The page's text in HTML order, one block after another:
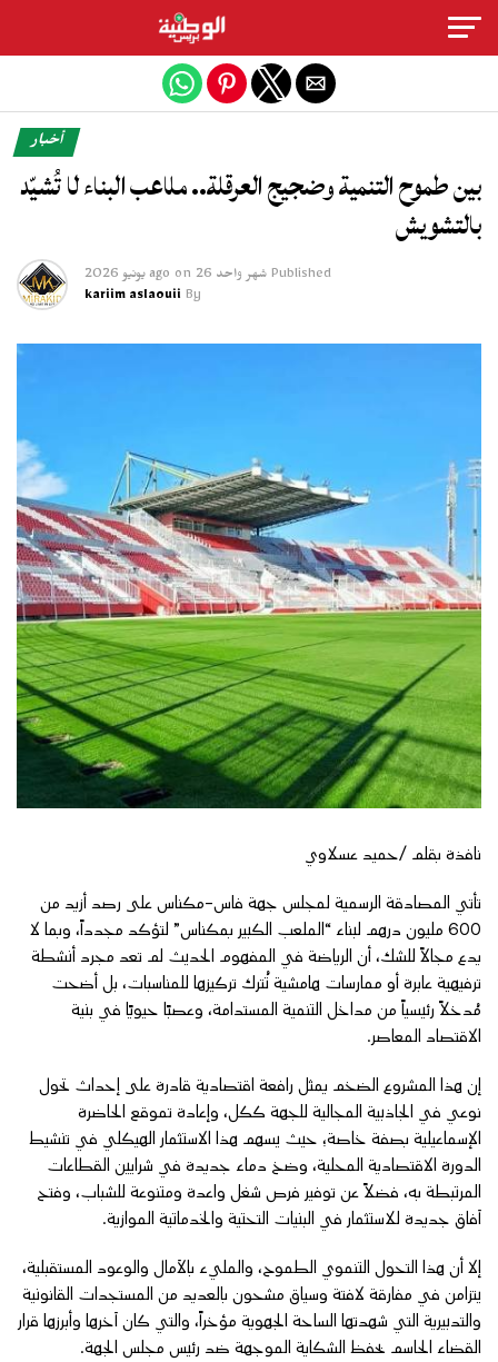
أخبار
بين طموح التنمية وضجيج العرقلة.. ملاعب البناء لا تُشيّد
بالتشويش
Published شهر واحد ago on 26 يونيو 2026
By
kariim aslaouii
نافذة بقلم /حميد عسلاوي
​تأتي المصادقة الرسمية لمجلس جهة فاس-مكناس على رصد أزيد من
600 مليون درهم لبناء “الملعب الكبير بمكناس” لتؤكد مجدداً، وبما لا
يدع مجالاً للشك، أن الرياضة في المفهوم الحديث لم تعد مجرد أنشطة
ترفيهية عابرة أو ممارسات هامشية تُترك تركيزها للمناسبات، بل أضحت
مُدخلاً رئيسياً من مداخل التنمية المستدامة، وعصبًا حيويًا في بنية
الاقتصاد المعاصر.
إن هذا المشروع الضخم يمثل رافعة اقتصادية قادرة على إحداث تحول
نوعي في الجاذبية المجالية للجهة ككل، وإعادة تموقع الحاضرة
الإسماعيلية بصفة خاصة؛ حيث يسهم هذا الاستثمار الهيكلي في تنشيط
الدورة الاقتصادية المحلية، وضخ دماء جديدة في شرايين القطاعات
المرتبطة به، فضلاً عن توفير فرص شغل واعدة ومتنوعة للشباب، وفتح
آفاق جديدة للاستثمار في البنيات التحتية والخدماتية الموازية.
​إلا أن هذا التحول التنموي الطموح، والمليء بالآمال والوعود المستقبلية،
يتزامن في مفارقة لافتة وسياق مشحون بالعديد من المستجدات القانونية
والتدبيرية التي شهدتها الساحة الجهوية مؤخراً، والتي كان آخرها وأبرزها قرار
القضاء الحاسم بحفظ الشكاية الموجهة ضد رئيس مجلس الجهة.
Exit mobile version